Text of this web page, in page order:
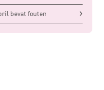
bevat fouten